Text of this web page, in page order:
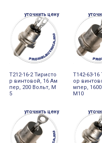
уточнить цену
Т212-16-2 Тиристо
р винтовой, 16 Ам
пер, 200 Вольт, М
5
Т142-63-16
ор
мпер,
М10
уточнить цену